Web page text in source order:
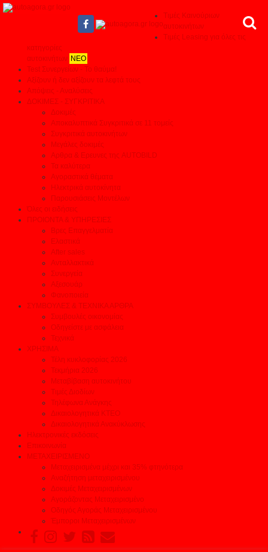
Τιμές Καινούριων
αυτοκινήτων
Τιμές Leasing για όλες τις
κατηγορίες
αυτοκινήτων ΝΕΟ
Test Συνεργείων - Το θαύμα!
Αξίζουν ή δεν αξίζουν τα λεφτά τους
Απόψεις - Αναλύσεις
ΔΟΚΙΜΕΣ - ΣΥΓΚΡΙΤΙΚΑ
Δοκιμές
Αποκαλυπτικά Συγκριτικά σε 11 τομείς
Συγκριτικά αυτοκινήτων
Μεγάλες δοκιμές
Αρθρα & Ερευνες της AUTOBILD
Τα καλύτερα
Αγοραστικά θέματα
Ηλεκτρικά αυτοκίνητα
Παρουσιάσεις Μοντέλων
Όλες οι ειδήσεις
ΠΡΟΙΟΝΤΑ & ΥΠΗΡΕΣΙΕΣ
Βρες Επαγγελματία
Ελαστικά
After sales
Ανταλλακτικά
Συνεργεία
Αξεσουάρ
Φανοποιεία
ΣΥΜΒΟΥΛΕΣ & ΤΕΧΝΙΚΑ ΑΡΘΡΑ
Συμβουλές οικονομίας
Οδηγείστε με ασφάλεια
Τεχνικά
ΧΡΗΣΙΜΑ
Τέλη κυκλοφορίας 2026
Τεκμήρια 2026
Μεταβίβαση αυτοκινήτου
Τιμές Διοδίων
Τηλέφωνα Ανάγκης
Δικαιολογητικά ΚΤΕΟ
Δικαιολογητικά Ανακύκλωσης
Ηλεκτρονικές εκδόσεις
Επικοινωνία
ΜΕΤΑΧΕΙΡΙΣΜΕΝΟ
Μεταχειρισμένα μέχρι και 35% φτηνότερα
Αναζήτηση μεταχειρισμένου
Δοκιμές Μεταχειρισμένων
Αγοράζοντας Μεταχειρισμένο
Οδηγός Αγοράς Μεταχειρισμένου
Έμποροι Μεταχειρισμένων